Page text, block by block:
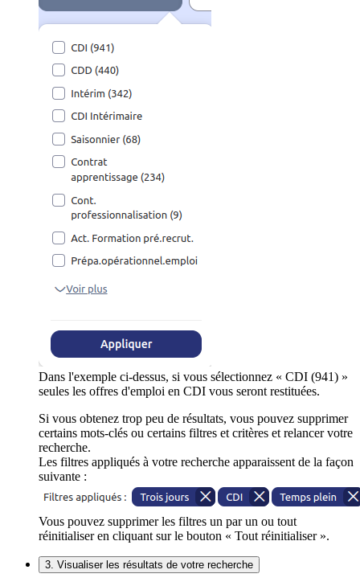
Dans l'exemple ci-dessus, si vous sélectionnez « CDI (941) »
seules les offres d'emploi en CDI vous seront restituées.
Si vous obtenez trop peu de résultats, vous pouvez supprimer
certains mots-clés ou certains filtres et critères et relancer votre
recherche.
Les filtres appliqués à votre recherche apparaissent de la façon
suivante :
Vous pouvez supprimer les filtres un par un ou tout
réinitialiser en cliquant sur le bouton « Tout réinitialiser ».
3. Visualiser les résultats de votre recherche